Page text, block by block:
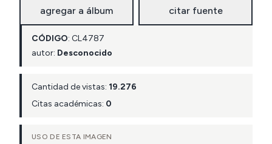
agregar a álbum citar fuente
CÓDIGO: CL4787
autor: Desconocido
Cantidad de vistas: 19.276
Citas académicas: 0
USO DE ESTA IMAGEN